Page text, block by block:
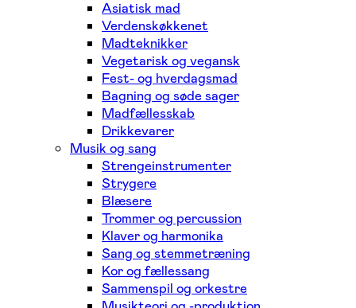
Asiatisk mad
Verdenskøkkenet
Madteknikker
Vegetarisk og vegansk
Fest- og hverdagsmad
Bagning og søde sager
Madfællesskab
Drikkevarer
Musik og sang
Strengeinstrumenter
Strygere
Blæsere
Trommer og percussion
Klaver og harmonika
Sang og stemmetræning
Kor og fællessang
Sammenspil og orkestre